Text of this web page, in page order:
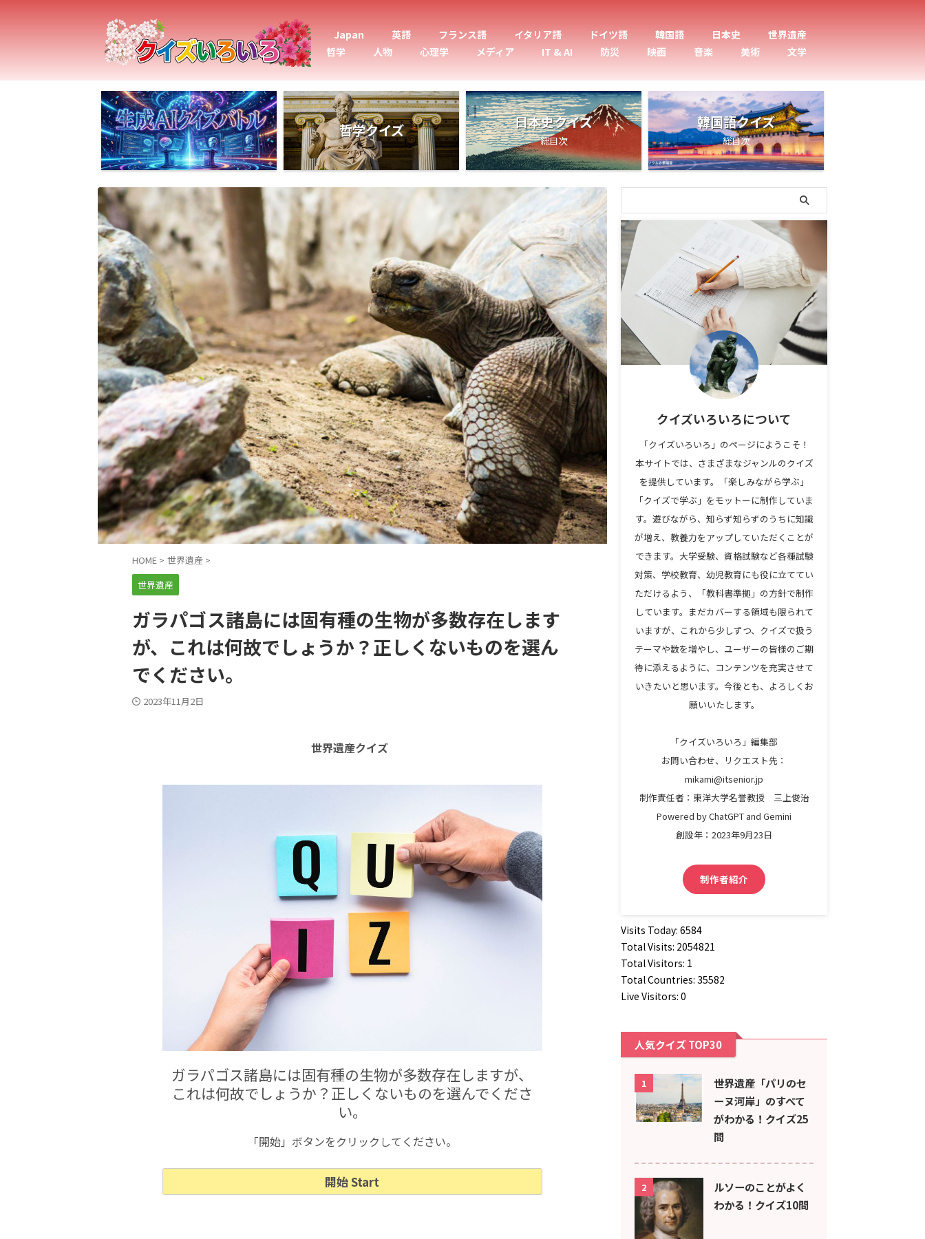
Japan 英語 フランス語 イタリア語 ドイツ語 韓国語 日本史
世界遺産
哲学
人物 心理学 メディア IT & AI 防災 映画 音楽 美術 文学
哲学クイズ 日本史クイズ
総目次
韓国語クイズ
総目次
HOME > 世界遺産 >
世界遺産
ガラパゴス諸島には固有種の生物が多数存在します
が、これは何故でしょうか？正しくないものを選ん
でください。
2023年11月2日
世界遺産クイズ
ガラパゴス諸島には固有種の生物が多数存在しますが、
これは何故でしょうか？正しくないものを選んでくださ
い。
「開始」ボタンをクリックしてください。
クイズいろいろについて
「クイズいろいろ」のページにようこそ！
本サイトでは、さまざまなジャンルのクイズ
を提供しています。「楽しみながら学ぶ」
「クイズで学ぶ」をモットーに制作していま
す。遊びながら、知らず知らずのうちに知識
が増え、教養力をアップしていただくことが
できます。大学受験、資格試験など各種試験
対策、学校教育、幼児教育にも役に立ててい
ただけるよう、「教科書準拠」の方針で制作
しています。まだカバーする領域も限られて
いますが、これから少しずつ、クイズで扱う
テーマや数を増やし、ユーザーの皆様のご期
待に添えるように、コンテンツを充実させて
いきたいと思います。今後とも、よろしくお
願いいたします。
「クイズいろいろ」編集部
お問い合わせ、リクエスト先：
mikami@itsenior.jp
制作責任者：東洋大学名誉教授 三上俊治
Powered by ChatGPT and Gemini
創設年：2023年9月23日
制作者紹介
Visits Today: 6584
Total Visits: 2054821
Total Visitors: 1
Total Countries: 35582
Live Visitors: 0
人気クイズ TOP30
1
世界遺産「パリのセ
ーヌ河岸」のすべて
がわかる！クイズ25
問
2
ルソーのことがよく
わかる！クイズ10問